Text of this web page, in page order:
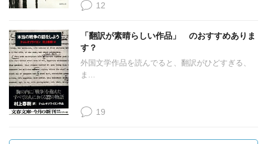
12
「翻訳が素晴らしい作品」 のおすすめありま
す？
外国文学作品を読んでると、翻訳がひどすぎる、
ま...
19